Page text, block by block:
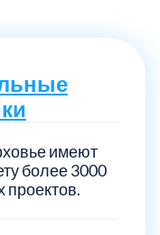
имеют
более 3000